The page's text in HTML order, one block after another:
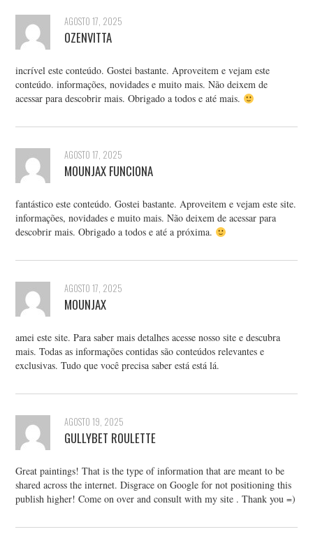
AGOSTO 17, 2025
OZENVITTA
incrível este conteúdo. Gostei bastante. Aproveitem e vejam este
conteúdo. informações, novidades e muito mais. Não deixem de
acessar para descobrir mais. Obrigado a todos e até mais.
AGOSTO 17, 2025
MOUNJAX FUNCIONA
fantástico este conteúdo. Gostei bastante. Aproveitem e vejam este site.
informações, novidades e muito mais. Não deixem de acessar para
descobrir mais. Obrigado a todos e até a próxima.
AGOSTO 17, 2025
MOUNJAX
amei este site. Para saber mais detalhes acesse nosso site e descubra
mais. Todas as informações contidas são conteúdos relevantes e
exclusivas. Tudo que você precisa saber está está lá.
AGOSTO 19, 2025
GULLYBET ROULETTE
Great paintings! That is the type of information that are meant to be
shared across the internet. Disgrace on Google for not positioning this
publish higher! Come on over and consult with my site . Thank you =)